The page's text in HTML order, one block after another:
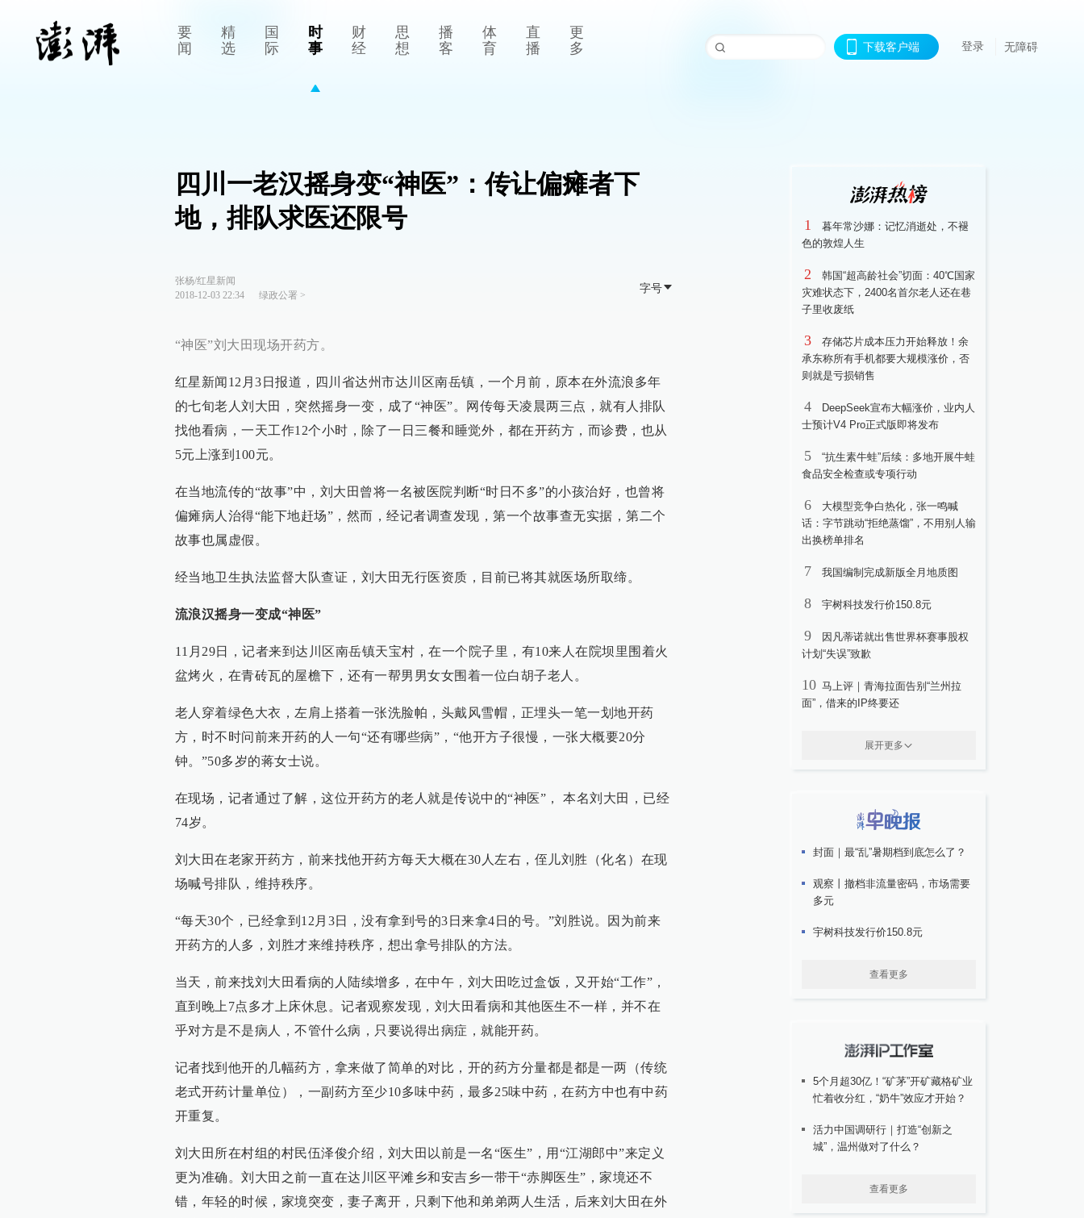
要
闻
精
选
国
际
时
事
财
经
思
想
播
客
体
育
直
播
更
多
下载客户端 登录 无障碍
四川一老汉摇身变“神医”：传让偏瘫者下
地，排队求医还限号
张杨/红星新闻
2018-12-03 22:34
绿政公署 >
字号
“神医”刘大田现场开药方。
红星新闻12月3日报道，四川省达州市达川区南岳镇，一个月前，原本在外流浪多年
的七旬老人刘大田，突然摇身一变，成了“神医”。网传每天凌晨两三点，就有人排队
找他看病，一天工作12个小时，除了一日三餐和睡觉外，都在开药方，而诊费，也从
5元上涨到100元。
在当地流传的“故事”中，刘大田曾将一名被医院判断“时日不多”的小孩治好，也曾将
偏瘫病人治得“能下地赶场”，然而，经记者调查发现，第一个故事查无实据，第二个
故事也属虚假。
经当地卫生执法监督大队查证，刘大田无行医资质，目前已将其就医场所取缔。
流浪汉摇身一变成“神医”
11月29日，记者来到达川区南岳镇天宝村，在一个院子里，有10来人在院坝里围着火
盆烤火，在青砖瓦的屋檐下，还有一帮男男女女围着一位白胡子老人。
老人穿着绿色大衣，左肩上搭着一张洗脸帕，头戴风雪帽，正埋头一笔一划地开药
方，时不时问前来开药的人一句“还有哪些病”，“他开方子很慢，一张大概要20分
钟。”50多岁的蒋女士说。
在现场，记者通过了解，这位开药方的老人就是传说中的“神医”， 本名刘大田，已经
74岁。
刘大田在老家开药方，前来找他开药方每天大概在30人左右，侄儿刘胜（化名）在现
场喊号排队，维持秩序。
“每天30个，已经拿到12月3日，没有拿到号的3日来拿4日的号。”刘胜说。因为前来
开药方的人多，刘胜才来维持秩序，想出拿号排队的方法。
当天，前来找刘大田看病的人陆续增多，在中午，刘大田吃过盒饭，又开始“工作”，
直到晚上7点多才上床休息。记者观察发现，刘大田看病和其他医生不一样，并不在
乎对方是不是病人，不管什么病，只要说得出病症，就能开药。
记者找到他开的几幅药方，拿来做了简单的对比，开的药方分量都是都是一两（传统
老式开药计量单位），一副药方至少10多味中药，最多25味中药，在药方中也有中药
开重复。
刘大田所在村组的村民伍泽俊介绍，刘大田以前是一名“医生”，用“江湖郎中”来定义
更为准确。刘大田之前一直在达川区平滩乡和安吉乡一带干“赤脚医生”，家境还不
错，年轻的时候，家境突变，妻子离开，只剩下他和弟弟两人生活，后来刘大田在外
1
暮年常沙娜：记忆消逝处，不褪
色的敦煌人生
2
韩国“超高龄社会”切面：40℃国家
灾难状态下，2400名首尔老人还在巷
子里收废纸
3
存储芯片成本压力开始释放！余
承东称所有手机都要大规模涨价，否
则就是亏损销售
4
DeepSeek宣布大幅涨价，业内人
士预计V4 Pro正式版即将发布
5
“抗生素牛蛙”后续：多地开展牛蛙
食品安全检查或专项行动
6
大模型竞争白热化，张一鸣喊
话：字节跳动“拒绝蒸馏”，不用别人输
出换榜单排名
7 我国编制完成新版全月地质图
8 宇树科技发行价150.8元
9
因凡蒂诺就出售世界杯赛事股权
计划“失误”致歉
10 马上评｜青海拉面告别“兰州拉
面”，借来的IP终要还
展开更多
封面｜最“乱”暑期档到底怎么了？
观察丨撤档非流量密码，市场需要
多元
宇树科技发行价150.8元
查看更多
5个月超30亿！“矿茅”开矿藏格矿业
忙着收分红，“奶牛”效应才开始？
活力中国调研行｜打造“创新之
城”，温州做对了什么？
查看更多